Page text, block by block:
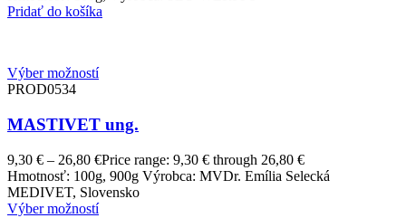
Pridať do košíka
Výber možností
PROD0534
MASTIVET ung.
9,30 € – 26,80 €Price range: 9,30 € through 26,80 €
Hmotnosť: 100g, 900g Výrobca: MVDr. Emília Selecká
MEDIVET, Slovensko
Výber možností